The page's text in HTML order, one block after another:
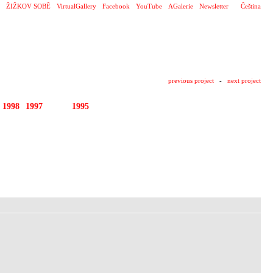
Čeština
ŽIŽKOV SOBĚ VirtualGallery Facebook YouTube AGalerie Newsletter
previous project - next project
1998 1997 1995